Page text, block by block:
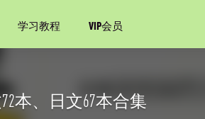
学习教程 VIP会员
本、日文67本合集